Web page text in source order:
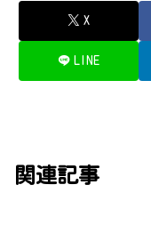
X
LINE
関連記事